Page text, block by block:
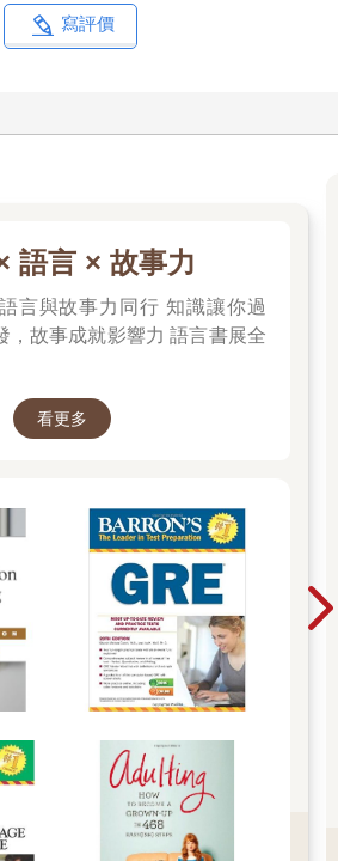
寫評價
語言 × 故事力
言與故事力同行 知識讓你過
成就影響力 語言書展全
看更多